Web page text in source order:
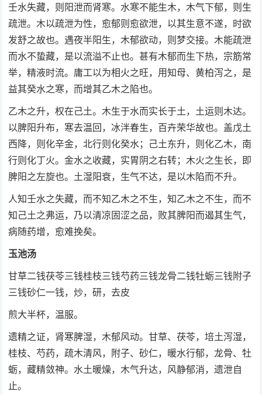
壬水失藏，则阳泄而肾寒。水寒不能生木，木气下郁，则生
疏泄。木以疏泄为性，愈郁则愈欲泄，以其生意不遂，时欲
发舒之故也。遇夜半阳生，木郁欲动，则梦交接。木能疏泄
而水不蛰藏，是以流溢不止也。甚有木郁而生下热，宗筋常
举，精液时流。庸工以为相火之旺，用知母、黄柏泻之，是
益其癸水之寒，而增其乙木之陷也。
乙木之升，权在己土。木生于水而实长于土，土运则木达。
以脾阳升布，寒去温回，冰泮春生，百卉荣华故也。盖戊土
西降，则化辛金，北行则化癸水；己土东升，则化乙木，南
行则化丁火。金水之收藏，实胃阴之右转；木火之生长，即
脾阳之左旋也。土湿阳衰，生气不达，是以木陷而不升。
人知壬水之失藏，而不知乙木之不生，知乙木之不生，而不
知己土之弗运，乃以清凉固涩之品，败其脾阳而遏其生气，
病随药增，愈难挽矣。
玉池汤
甘草二钱茯苓三钱桂枝三钱芍药三钱龙骨二钱牡蛎三钱附子
三钱砂仁一钱，炒，研，去皮
煎大半杯，温服。
遗精之证，肾寒脾湿，木郁风动。甘草、茯苓，培土泻湿，
桂枝、芍药，疏木清风，附子、砂仁，暖水行郁，龙骨、牡
蛎，藏精敛神。水土暖燥，木气升达，风静郁消，遗泄自
止。